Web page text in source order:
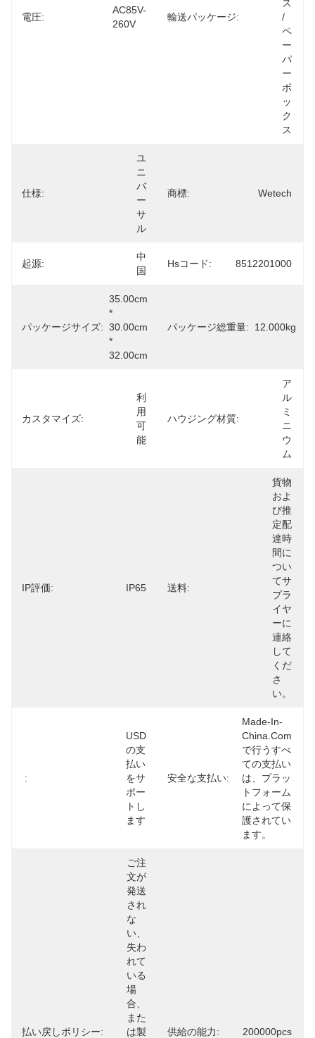
電圧:
AC85V-
260V
輸送パッケージ:
ス
/
ペ
ー
パ
ー
ボ
ッ
ク
ス
仕様:
ユ
ニ
バ
ー
サ
ル
商標: Wetech
起源:
中
国
Hsコード: 8512201000
パッケージサイズ:
35.00cm
*
30.00cm
*
32.00cm
パッケージ総重量: 12.000kg
カスタマイズ:
利
用
可
能
ハウジング材質:
ア
ル
ミ
ニ
ウ
ム
IP評価: IP65 送料:
貨物
およ
び推
定配
達時
間に
つい
てサ
プラ
イヤ
ーに
連絡
して
くだ
さ
い。
:
USD
の支
払い
をサ
ポー
トし
ます
安全な支払い:
Made-In-
China.com
で行うすべ
ての支払い
は、プラッ
トフォーム
によって保
護されてい
ます。
払い戻しポリシー:
ご注
文が
発送
され
な
い、
失わ
れて
いる
場
合、
また
は製
供給の能力: 200000pcs